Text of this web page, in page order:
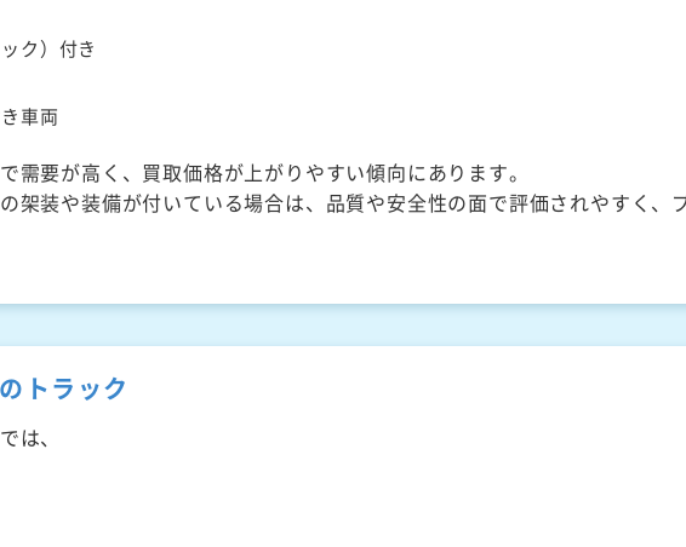
ク）付き
車両
需要が高く、買取価格が上がりやすい傾向にあります。
架装や装備が付いている場合は、品質や安全性の面で評価されやすく、
トラック
は、